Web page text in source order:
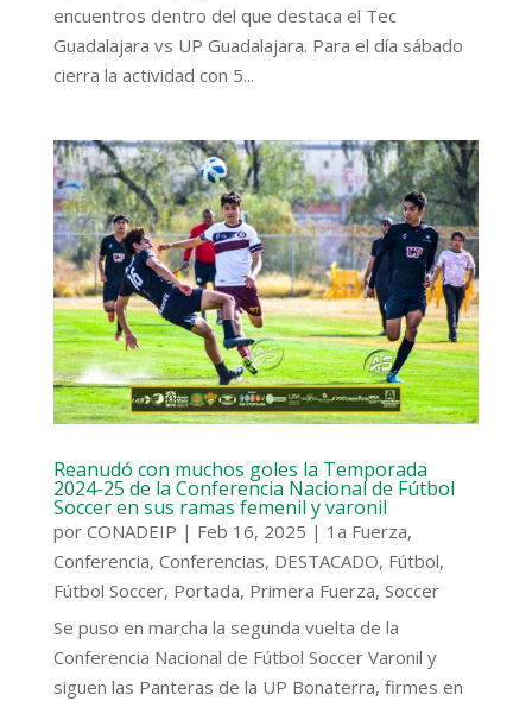
encuentros dentro del que destaca el Tec
Guadalajara vs UP Guadalajara. Para el día sábado
cierra la actividad con 5...
Reanudó con muchos goles la Temporada
2024-25 de la Conferencia Nacional de Fútbol
Soccer en sus ramas femenil y varonil
por CONADEIP | Feb 16, 2025 | 1a Fuerza,
Conferencia, Conferencias, DESTACADO, Fútbol,
Fútbol Soccer, Portada, Primera Fuerza, Soccer
Se puso en marcha la segunda vuelta de la
Conferencia Nacional de Fútbol Soccer Varonil y
siguen las Panteras de la UP Bonaterra, firmes en